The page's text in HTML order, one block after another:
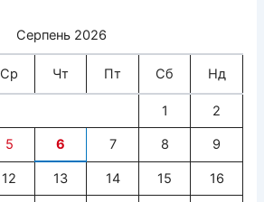
Серпень 2026
Ср Чт Пт Сб Нд
1 2
5 6 7 8 9
12 13 14 15 16